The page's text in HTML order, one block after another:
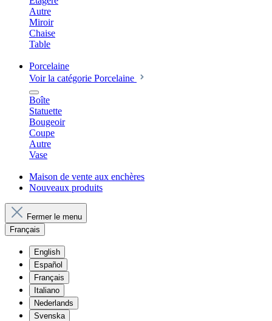
Autre
Miroir
Chaise
Table
Porcelaine
Voir la catégorie Porcelaine
Boîte
Statuette
Bougeoir
Coupe
Autre
Vase
Maison de vente aux enchères
Nouveaux produits
Fermer le menu
Français
English
Español
Français
Italiano
Nederlands
Svenska